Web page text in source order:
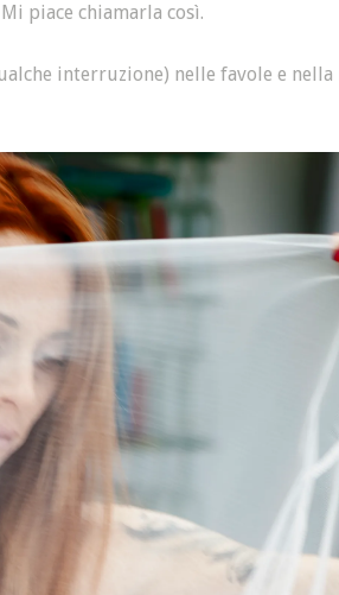
piace chiamarla così.
interruzione) nelle favole e nella